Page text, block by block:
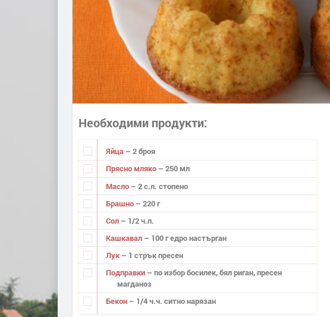
Необходими продукти
Яйца – 2 броя
Прясно мляко – 250 мл
Масло – 2 с.л. стопено
Брашно – 220 г
Сол – 1/2 ч.л.
Кашкавал – 100 г едро настърган
Лук – 1 стрък пресен
Подправки – по избор босилек, бял риган, пресен
магданоз
Бекон – 1/4 ч.ч. ситно нарязан